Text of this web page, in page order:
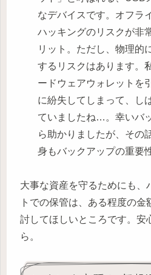
なデバイスです。オフラ
ハッキングのリスクが非
リット。ただし、物理的
するリスクはあります。
ードウェアウォレットを
に紛失してしまって、し
ていましたね…。幸いバ
ら助かりましたが、その
身もバックアップの重要
大事な資産を守るためにも、
トでの保管は、ある程度の
討してほしいところです。安
ら。